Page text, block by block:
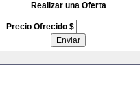
Realizar una Oferta
Precio Ofrecido $